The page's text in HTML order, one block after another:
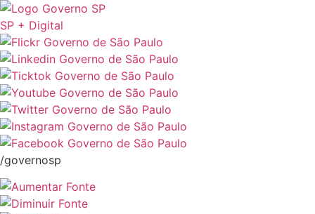
SP + Digital
/governosp